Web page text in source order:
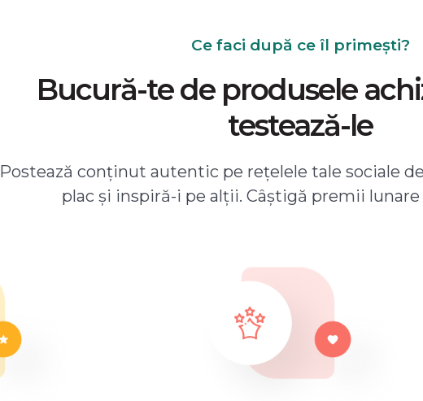
Ce faci după ce îl primești?
Bucură-te de produsele
testează-le
Postează conținut autentic pe rețelele tale sociale
plac și inspiră-i pe alții. Câștigă premii lunare